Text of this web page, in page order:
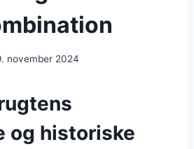
november 2024
og historiske